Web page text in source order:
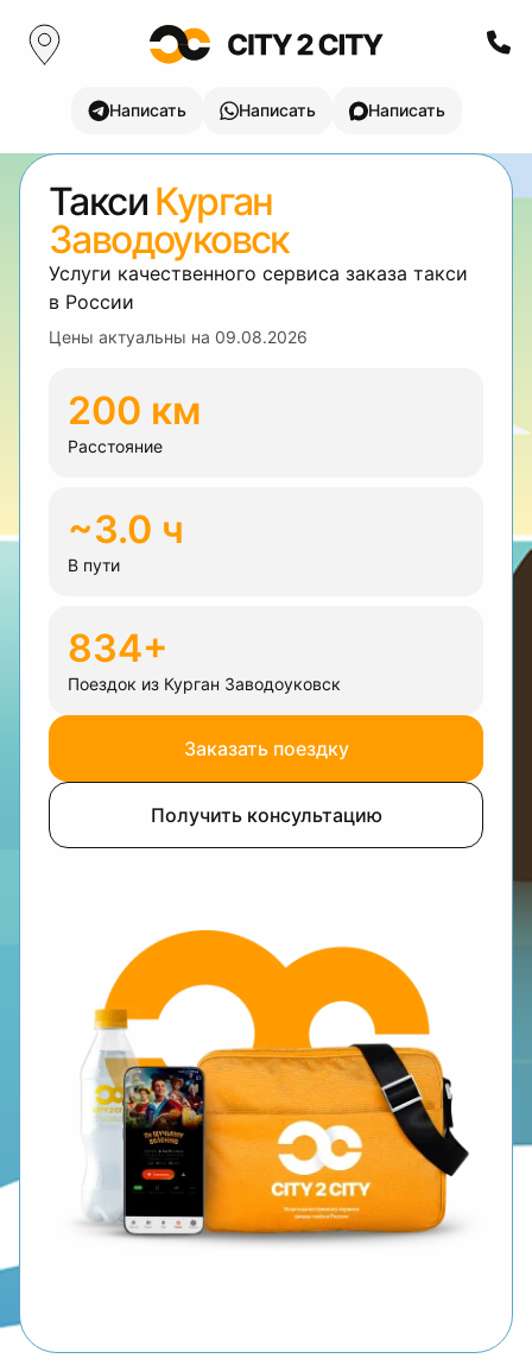
Написать Написать Написать
Такси Курган
Заводоуковск
Услуги качественного сервиса заказа такси
в России
Цены актуальны на 09.08.2026
200 км
Расстояние
~3.0 ч
В пути
834+
Поездок из Курган Заводоуковск
Заказать поездку
Получить консультацию